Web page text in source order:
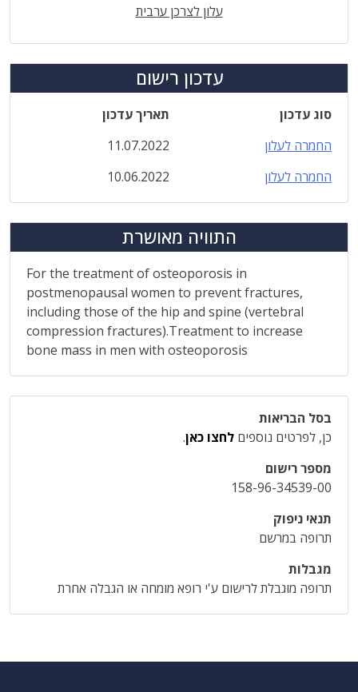
עלון לצרכן ערבית
עדכון רישום
סוג עדכון
תאריך עדכון
החמרה לעלון
11.07.2022
החמרה לעלון
10.06.2022
התוויה מאושרת
For the treatment of osteoporosis in
postmenopausal women to prevent fractures,
including those of the hip and spine (vertebral
compression fractures).Treatment to increase
bone mass in men with osteoporosis
בסל הבריאות
כן, לפרטים נוספים לחצו כאן.
מספר רישום
158-96-34539-00
תנאי ניפוק
תרופה במרשם
מגבלות
תרופה מוגבלת לרישום ע'י רופא מומחה או הגבלה אחרת